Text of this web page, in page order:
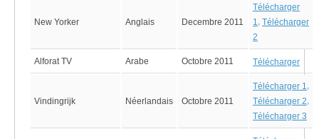
New Yorker Anglais Decembre 2011
Télécharger
1, Télécharger
2
Alforat TV Arabe Octobre 2011 Télécharger
Vindingrijk Néerlandais Octobre 2011
Télécharger 1,
Télécharger 2,
Télécharger 3